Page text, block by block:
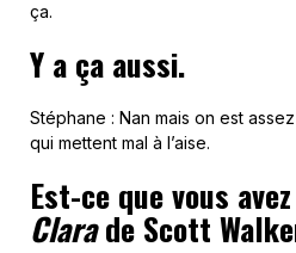
ça.
Y a ça aussi.
Stéphane : Nan mais on est
qui mettent mal à l’aise.
Est-ce que vous
Clarade Scott